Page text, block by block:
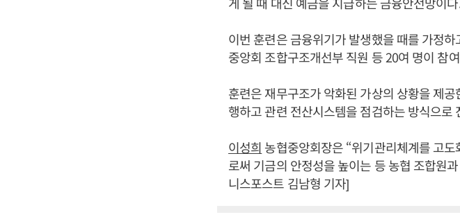
이번 훈련은 금융위기가 발생했을 때를 가정
중앙회 조합구조개선부 직원 등 20여 명이 참
훈련은 재무구조가 악화된 가상의 상황을 제
행하고 관련 전산시스템을 점검하는 방식으로
이성희 농협중앙회장은 “위기관리체계를 고
로써 기금의 안정성을 높이는 등 농협 조합원
니스포스트 김남형 기자]